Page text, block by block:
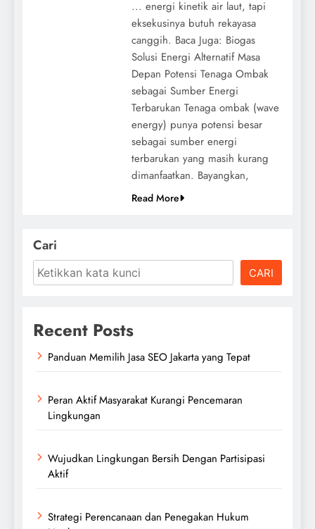
... energi kinetik air laut, tapi
eksekusinya butuh rekayasa
canggih. Baca Juga: Biogas
Solusi Energi Alternatif Masa
Depan Potensi Tenaga Ombak
sebagai Sumber Energi
Terbarukan Tenaga ombak (wave
energy) punya potensi besar
sebagai sumber energi
terbarukan yang masih kurang
dimanfaatkan. Bayangkan,
Read More
Cari
CARI
Recent Posts
Panduan Memilih Jasa SEO Jakarta yang Tepat
Peran Aktif Masyarakat Kurangi Pencemaran
Lingkungan
Wujudkan Lingkungan Bersih Dengan Partisipasi
Aktif
Strategi Perencanaan dan Penegakan Hukum